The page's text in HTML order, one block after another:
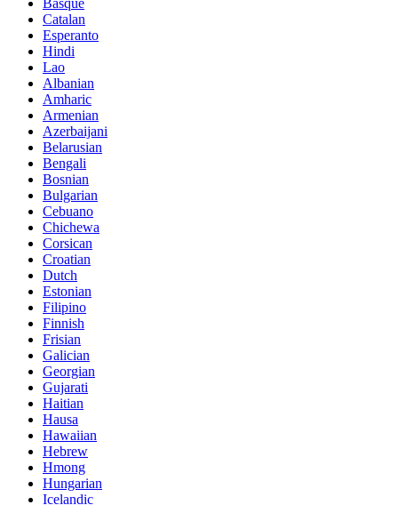
Basque
Catalan
Esperanto
Hindi
Lao
Albanian
Amharic
Armenian
Azerbaijani
Belarusian
Bengali
Bosnian
Bulgarian
Cebuano
Chichewa
Corsican
Croatian
Dutch
Estonian
Filipino
Finnish
Frisian
Galician
Georgian
Gujarati
Haitian
Hausa
Hawaiian
Hebrew
Hmong
Hungarian
Icelandic